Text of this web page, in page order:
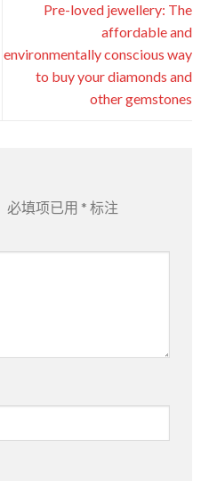
Pre-loved jewellery: The
affordable and
environmentally conscious way
to buy your diamonds and
other gemstones
必填项已用 * 标注